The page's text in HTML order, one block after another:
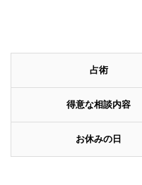
占術
得意な相談内容
お休みの日